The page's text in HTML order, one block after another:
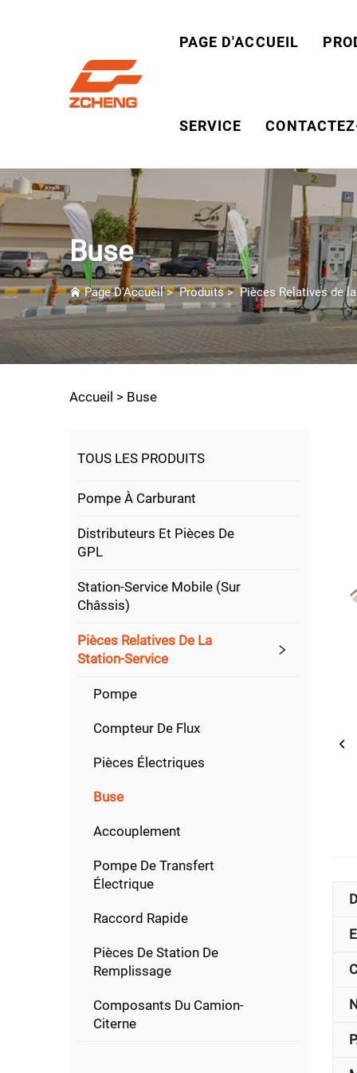
PAGE D'ACCUEIL
SERVICE
Buse
Page D'Accueil>Produits>Pièces Relatives de
Accueil > Buse
TOUS LES PRODUITS
Pompe À Carburant
Distributeurs Et Pièces De
GPL
Station-Service Mobile (sur
Châssis)
Pièces Relatives De La
Station-Service
Pompe
Compteur De Flux
Pièces Électriques
Buse
Accouplement
Pompe De Transfert
Électrique
Raccord Rapide
Pièces De Station De
Remplissage
Composants Du Camion-
Citerne